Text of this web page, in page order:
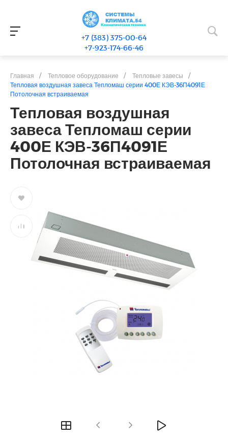
+7 (383) 375-00-64
+7-923-174-66-46
Главная / Тепловое оборудование / Тепловые завесы
/
Тепловая воздушная завеса Тепломаш серии 400Е КЭВ-36П4091Е
Потолочная встраиваемая
Тепловая воздушная
завеса Тепломаш серии
400Е КЭВ-36П4091Е
Потолочная встраиваемая